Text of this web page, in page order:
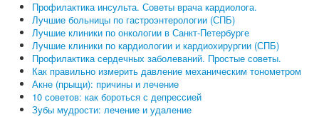
Профилактика инсульта. Советы врача кардиолога.
Лучшие больницы по гастроэнтерологии (СПБ)
Лучшие клиники по онкологии в Санкт-Петербурге
Лучшие клиники по кардиологии и кардиохирургии (СПБ)
Профилактика сердечных заболеваний. Простые советы.
Как правильно измерить давление механическим тонометром
Акне (прыщи): причины и лечение
10 советов: как бороться с депрессией
Зубы мудрости: лечение и удаление